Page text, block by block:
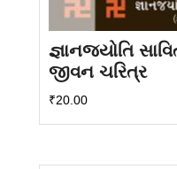
જ્ઞાનજયોતિ
જીવન ચરિત્ર
₹20.00